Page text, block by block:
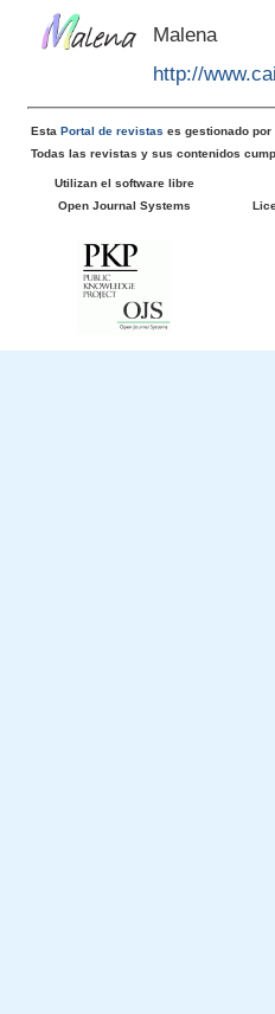
Malena
http://
EstaPortal de revistas es gestionado
Todas las revistas y sus contenidos
Utilizan el software libre
Open Journal Systems